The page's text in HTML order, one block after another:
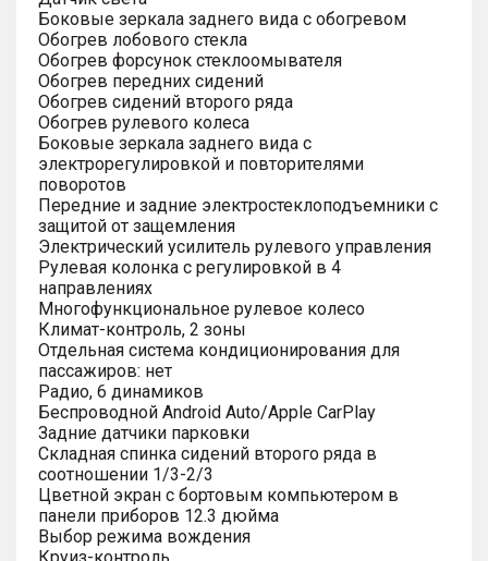
Боковые зеркала заднего вида с обогревом
Обогрев лобового стекла
Обогрев форсунок стеклоомывателя
Обогрев передних сидений
Обогрев сидений второго ряда
Обогрев рулевого колеса
Боковые зеркала заднего вида с
электрорегулировкой и повторителями
поворотов
Передние и задние электростеклоподъемники с
защитой от защемления
Электрический усилитель рулевого управления
Рулевая колонка с регулировкой в 4
направлениях
Многофункциональное рулевое колесо
Климат-контроль, 2 зоны
Отдельная система кондиционирования для
пассажиров: нет
Радио, 6 динамиков
Беспроводной Android Auto/Apple CarPlay
Задние датчики парковки
Складная спинка сидений второго ряда в
соотношении 1/3-2/3
Цветной экран с бортовым компьютером в
панели приборов 12.3 дюйма
Выбор режима вождения
Круиз-контроль